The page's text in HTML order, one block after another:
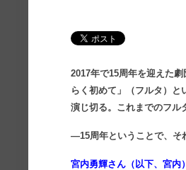
2017年で15周年を迎えた
らく初めて」（フルタ）
演じ切る。これまでのフル
―15周年ということで、そ
宮内勇輝さん（以下、宮内）